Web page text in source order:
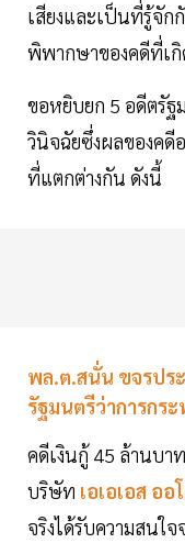
เสียงและเป็นที่รู้จัก
พิพากษาของคดีที่เ
ขอหยิบยก 5 อดีตรัฐ
วินิจฉัยซึ่งผลของคดี
ที่แตกต่างกัน ดังนี้
พล.ต.สนั่น ขจรปร
รัฐมนตรีว่าการกร
คดีเงินกู้ 45 ล้านบา
บริษัท เอเอเอส ออ
จริงได้รับความสนใจ